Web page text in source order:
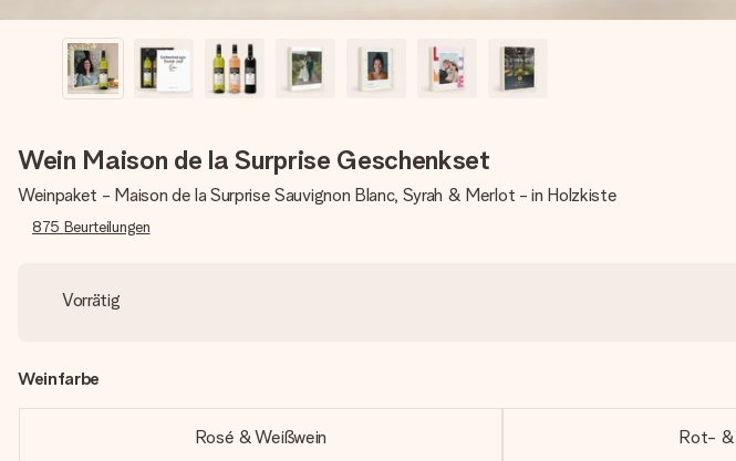
Wein Maison de la Surprise Geschenkset
Weinpaket - Maison de la Surprise Sauvignon Blanc, Syrah & Merlot - in Holzkiste
875 Beurteilungen
Vorrätig
Weinfarbe
Rosé & Weißwein Rot- &